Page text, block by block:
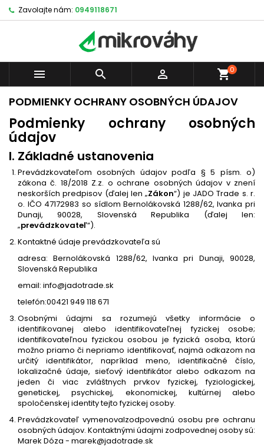
Zavolajte nám: 0949118671
   shopping_cart0
PODMIENKY OCHRANY OSOBNÝCH ÚDAJOV
Podmienky ochrany osobných
údajov
I. Základné ustanovenia
Prevádzkovateľom osobných údajov podľa § 5 písm. o)
zákona č. 18/2018 Z.z. o ochrane osobných údajov v znení
neskorších predpisov (ďalej len „Zákon“) je JADO Trade s. r.
o. IČO 47172983 so sídlom Bernolákovská 1288/62, Ivanka pri
Dunaji, 90028, Slovenská Republika (ďalej len:
„prevádzkovateľ“).
Kontaktné údaje prevádzkovateľa sú
adresa: Bernolákovská 1288/62, Ivanka pri Dunaji, 90028,
Slovenská Republika
email: info@jadotrade.sk
telefón:00421 949 118 671
Osobnými údajmi sa rozumejú všetky informácie o
identifikovanej alebo identifikovateľnej fyzickej osobe;
identifikovateľnou fyzickou osobou je fyzická osoba, ktorú
možno priamo či nepriamo identifikovať, najmä odkazom na
určitý identifikátor, napríklad meno, identifikačné číslo,
lokalizačné údaje, sieťový identifikátor alebo odkazom na
jeden či viac zvláštnych prvkov fyzickej, fyziologickej,
genetickej, psychickej, ekonomickej, kultúrnej alebo
spoločenskej identity tejto fyzickej osoby.
Prevádzkovateľ vymenovalzodpovednú osobu pre ochranu
osobných údajov. Kontaktnými údajmi zodpovednej osoby sú:
Marek Dóza - marek@jadotrade.sk